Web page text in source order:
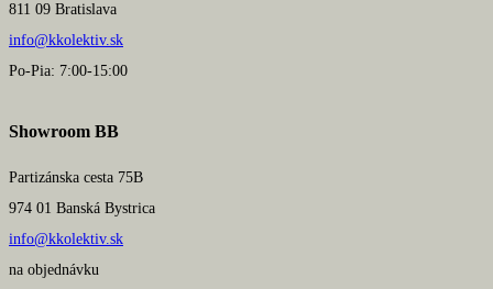
811 09 Bratislava
info@kkolektiv.sk
Po-Pia: 7:00-15:00
Showroom BB
Partizánska cesta 75B
974 01 Banská Bystrica
info@kkolektiv.sk
na objednávku